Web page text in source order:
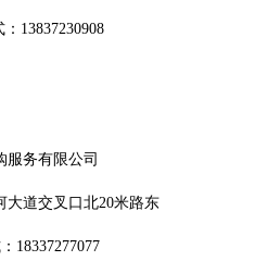
13837230908
服务有限公司
大道交叉口北20米路东
： 18337277077